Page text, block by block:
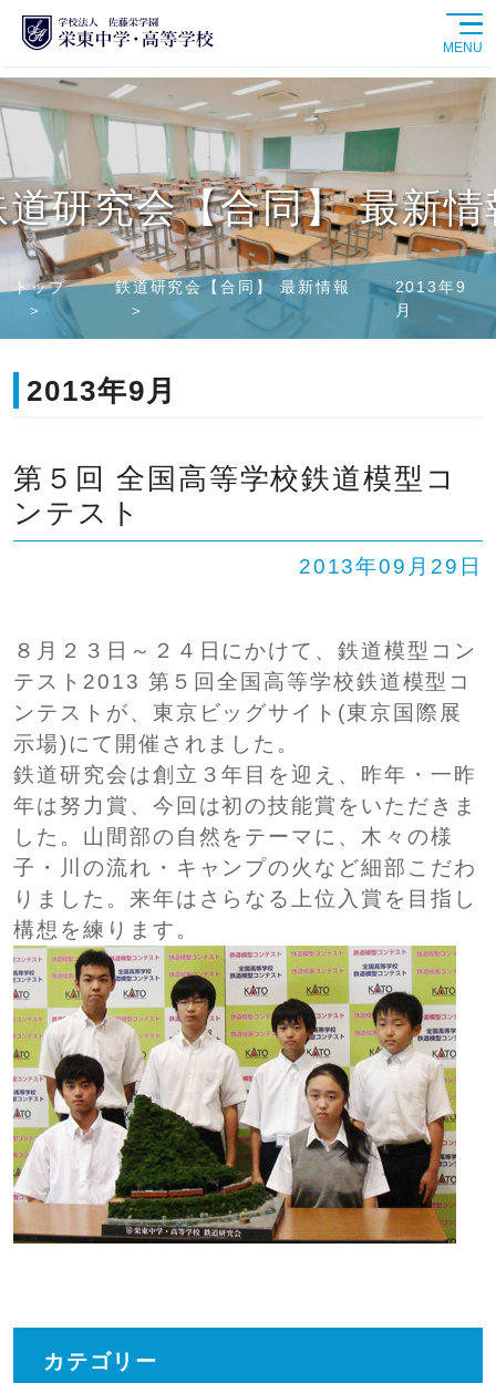
MENU
SHIP 卒業生の方へ 交通案内
高校問い合わせ
学校紹介
中学校
高等学校
学校生活
進路情報
道研究会【合同】 最新情
トップ 鉄道研究会【合同】 最新情報
2013年9
月
2013年9月
第５回 全国高等学校鉄道模型コ
ンテスト
2013年09月29日
８月２３日～２４日にかけて、鉄道模型コン
テスト2013 第５回全国高等学校鉄道模型コ
ンテストが、東京ビッグサイト(東京国際展
示場)にて開催されました。
鉄道研究会は創立３年目を迎え、昨年・一昨
年は努力賞、今回は初の技能賞をいただきま
した。山間部の自然をテーマに、木々の様
子・川の流れ・キャンプの火など細部こだわ
りました。来年はさらなる上位入賞を目指し
構想を練ります。
カテゴリー